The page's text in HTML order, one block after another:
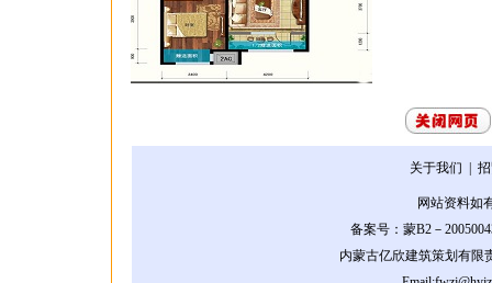
关于我们 |
网站资料如
备案号：蒙B2－
内蒙古亿欣建筑策划有